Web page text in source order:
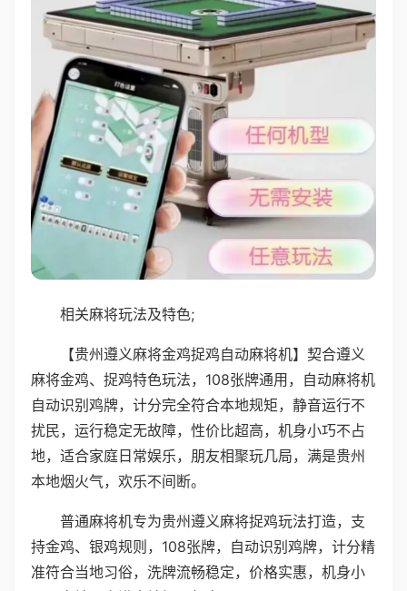
相关麻将玩法及特色;
【贵州遵义麻将金鸡捉鸡自动麻将机】契合遵义
麻将金鸡、捉鸡特色玩法，108张牌通用，自动麻将机
自动识别鸡牌，计分完全符合本地规矩，静音运行不
扰民，运行稳定无故障，性价比超高，机身小巧不占
地，适合家庭日常娱乐，朋友相聚玩几局，满是贵州
本地烟火气，欢乐不间断。
普通麻将机专为贵州遵义麻将捉鸡玩法打造，支
持金鸡、银鸡规则，108张牌，自动识别鸡牌，计分精
准符合当地习俗，洗牌流畅稳定，价格实惠，机身小